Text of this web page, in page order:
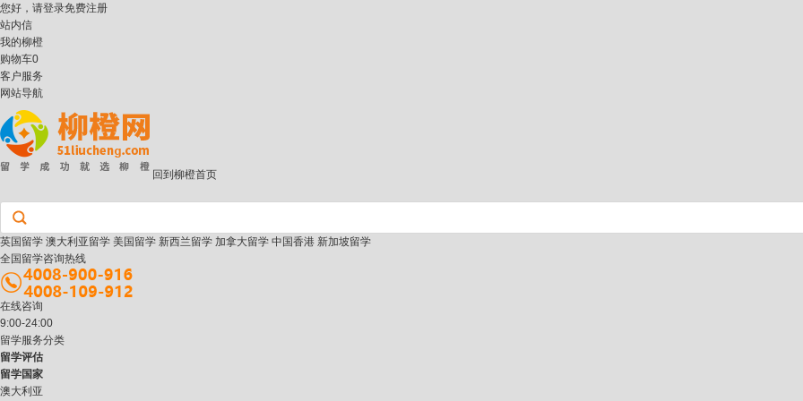
您好，请登录免费注册
站内信
我的柳橙
购物车0
客户服务
网站导航
回到柳橙首页
英国留学 澳大利亚留学 美国留学 新西兰留学 加拿大留学 中国香港 新加坡留学
全国留学咨询热线
在线咨询
9:00-24:00
留学服务分类
留学评估
留学国家
澳大利亚